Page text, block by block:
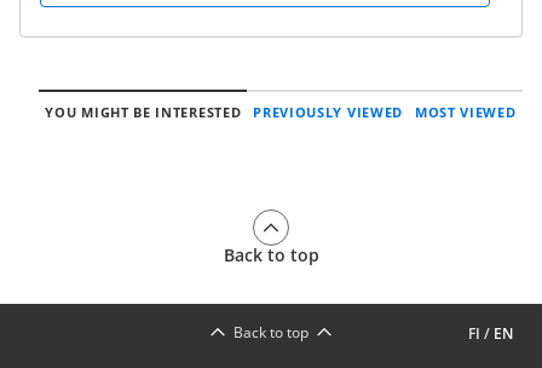
YOU MIGHT BE INTERESTED PREVIOUSLY VIEWED MOST VIEWED
Back to top
FI / EN
Back to top